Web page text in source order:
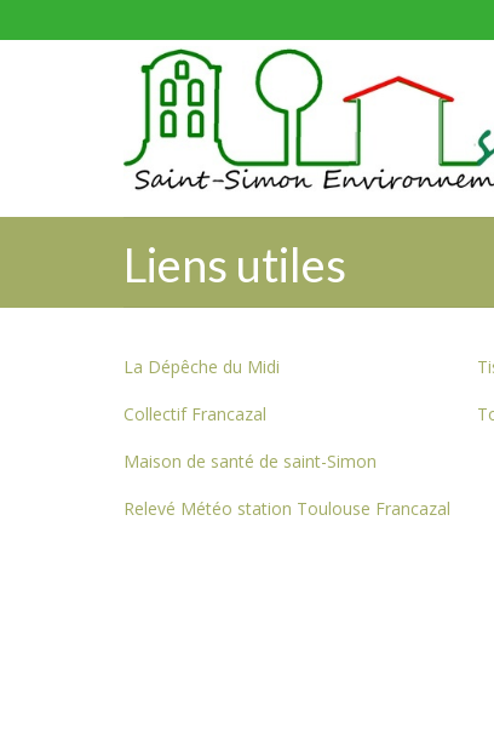
Liens utiles
La Dépêche du Midi
Collectif Francazal
Maison de santé de saint-Simon
Relevé Météo station Toulouse Francazal